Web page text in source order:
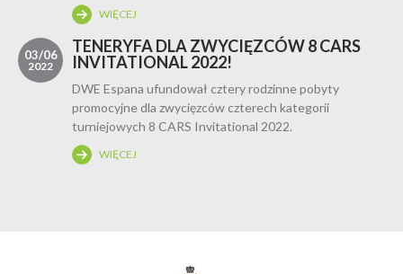
WIĘCEJ
03/06
2022
TENERYFA DLA ZWYCIĘZCÓW 8 CARS
INVITATIONAL 2022!
DWE Espana ufundował cztery rodzinne pobyty
promocyjne dla zwycięzców czterech kategorii
turniejowych 8 CARS Invitational 2022.
WIĘCEJ